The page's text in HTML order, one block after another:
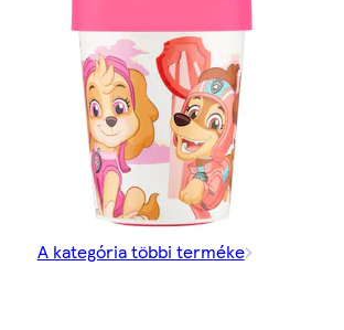
A kategória többi terméke